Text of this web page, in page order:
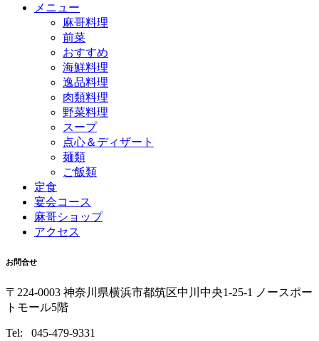
メニュー
麻哥料理
前菜
おすすめ
海鮮料理
逸品料理
肉類料理
野菜料理
スープ
点心＆ディザート
麺類
ご飯類
定食
宴会コース
麻哥ショップ
アクセス
お問合せ
〒224-0003 神奈川県横浜市都筑区中川中央1-25-1 ノースポー
トモール5階
Tel: 045-479-9331